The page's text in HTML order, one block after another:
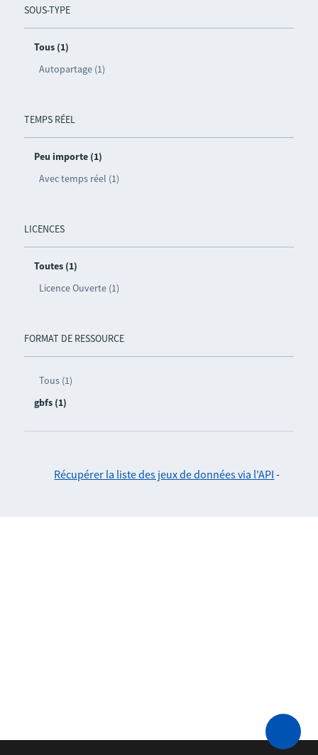
SOUS-TYPE
Tous (1)
Autopartage (1)
TEMPS RÉEL
Peu importe (1)
Avec temps réel (1)
LICENCES
Toutes (1)
Licence Ouverte (1)
FORMAT DE RESSOURCE
Tous (1)
gbfs (1)
Récupérer la liste des jeux de données via l'API -